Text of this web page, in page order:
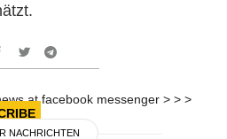
at facebook messenger > > >
NACHRICHTEN